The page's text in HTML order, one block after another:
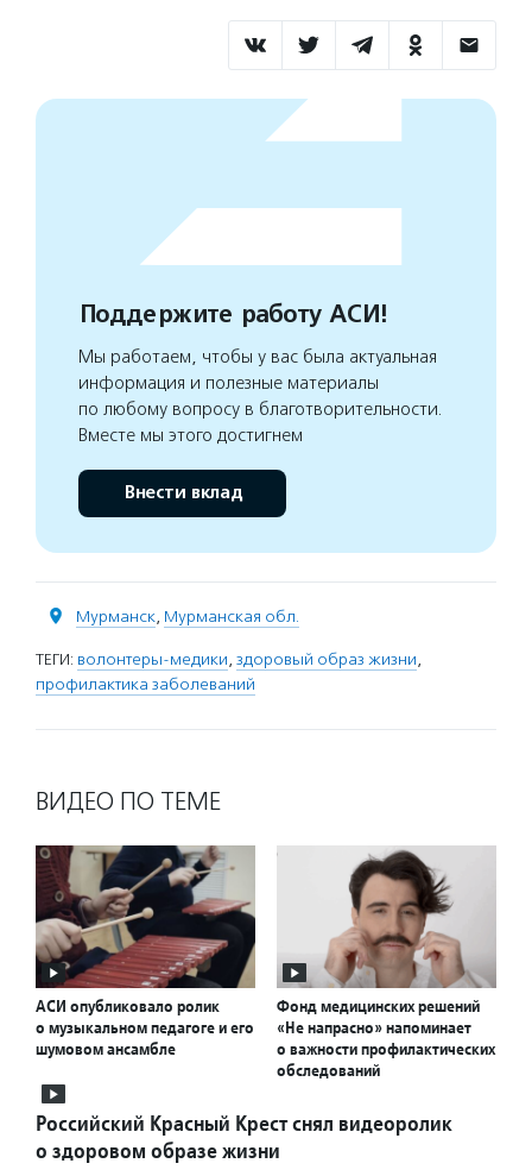
Поддержите работу АСИ!
Мы работаем, чтобы у вас была актуальная
информация и полезные материалы
по любому вопросу в благотворительности.
Вместе мы этого достигнем
Внести вклад
Мурманск, Мурманская обл.
ТЕГИ: волонтеры-медики, здоровый образ жизни,
профилактика заболеваний
ВИДЕО ПО ТЕМЕ
АСИ опубликовало ролик
о музыкальном педагоге и его
шумовом ансамбле
Фонд медицинских решений
«Не напрасно» напоминает
о важности профилактических
обследований
Российский Красный Крест снял видеоролик
о здоровом образе жизни